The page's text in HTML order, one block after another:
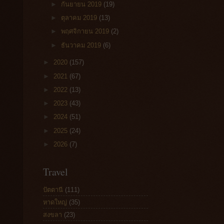
► กันยายน 2019 (19)
► ตุลาคม 2019 (13)
►พฤศจิกายน 2019 (2)
► ธันวาคม 2019 (6)
► 2020 (157)
► 2021 (67)
► 2022 (13)
► 2023 (43)
► 2024 (51)
► 2025 (24)
► 2026 (7)
Travel
ปัตตานี (111)
หาดใหญ่ (35)
สงขลา (23)